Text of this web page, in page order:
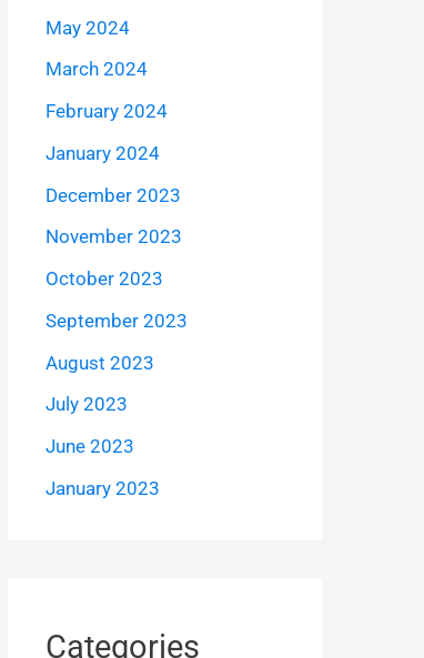
May 2024
March 2024
February 2024
January 2024
December 2023
November 2023
October 2023
September 2023
August 2023
July 2023
June 2023
January 2023
Categories